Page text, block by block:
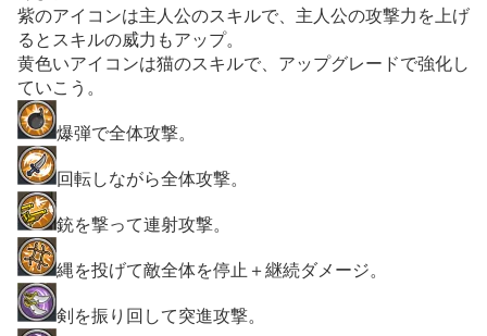
紫のアイコンは主人公のスキルで、主人公の攻撃力を上げ
るとスキルの威力もアップ。
黄色いアイコンは猫のスキルで、アップグレードで強化し
ていこう。
爆弾で全体攻撃。
回転しながら全体攻撃。
銃を撃って連射攻撃。
縄を投げて敵全体を停止＋継続ダメージ。
剣を振り回して突進攻撃。